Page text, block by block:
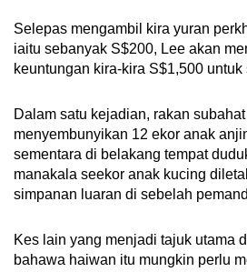
Selepas mengambil kira yuran
iaitu sebanyak S$200, Lee akan
keuntungan kira-kira S$1,500
Dalam satu kejadian, rakan
menyembunyikan 12 ekor anak
sementara di belakang tempat
manakala seekor anak kucing
simpanan luaran di sebelah
Kes lain yang menjadi tajuk utama
bahawa haiwan itu mungkin perlu